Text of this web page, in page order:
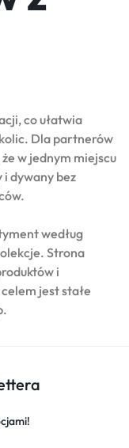
co ułatwia
Dla partnerów
w jednym miejscu
i dywany bez
według
Strona
i
jest stałe